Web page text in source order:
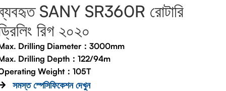
SANY SR360R রোটারি
রিগ ২০২০
Drilling Diameter：3000mm
Drilling Depth：122/94m
Weight：105T
সমস্ত স্পেসিফিকেশন দেখুন